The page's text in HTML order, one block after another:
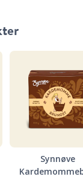
Synnøve